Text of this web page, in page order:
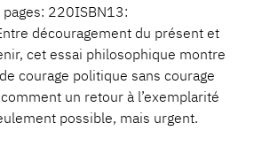
pages: 220ISBN13:
découragement du présent et
cet essai philosophique montre
courage politique sans courage
un retour à l’exemplarité
possible, mais urgent.